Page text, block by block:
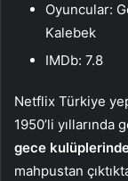
Oyuncular:
Kalebek
IMDb: 7.8
Netflix Türkiye
1950’li yıllarında
gece
mahpustan